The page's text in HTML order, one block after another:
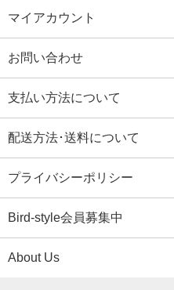
マイアカウント
お問い合わせ
支払い方法について
配送方法･送料について
プライバシーポリシー
Bird-style会員募集中
About Us